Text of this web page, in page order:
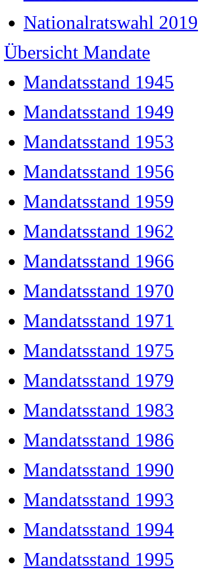
Nationalratswahl 2019
Übersicht Mandate
Mandatsstand 1945
Mandatsstand 1949
Mandatsstand 1953
Mandatsstand 1956
Mandatsstand 1959
Mandatsstand 1962
Mandatsstand 1966
Mandatsstand 1970
Mandatsstand 1971
Mandatsstand 1975
Mandatsstand 1979
Mandatsstand 1983
Mandatsstand 1986
Mandatsstand 1990
Mandatsstand 1993
Mandatsstand 1994
Mandatsstand 1995